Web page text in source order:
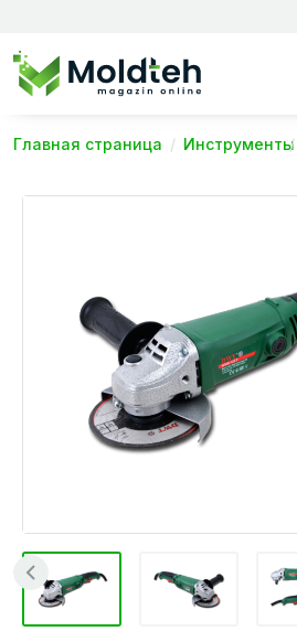
Главная страница Инструменты